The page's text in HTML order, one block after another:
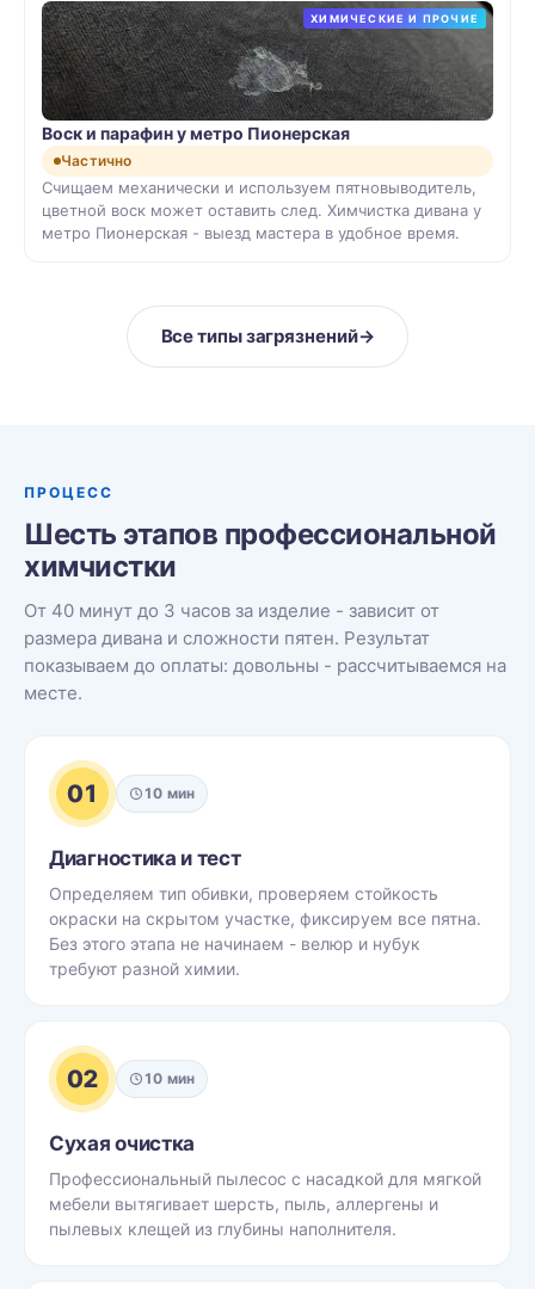
ХИМИЧЕСКИЕ И ПРОЧИЕ
Воск и парафин у метро Пионерская
Частично
Счищаем механически и используем пятновыводитель,
цветной воск может оставить след. Химчистка дивана у
метро Пионерская - выезд мастера в удобное время.
Все типы загрязнений→
ПРОЦЕСС
Шесть этапов профессиональной
химчистки
От 40 минут до 3 часов за изделие - зависит от
размера дивана и сложности пятен. Результат
показываем до оплаты: довольны - рассчитываемся на
месте.
01 10 мин
Диагностика и тест
Определяем тип обивки, проверяем стойкость
окраски на скрытом участке, фиксируем все пятна.
Без этого этапа не начинаем - велюр и нубук
требуют разной химии.
02 10 мин
Сухая очистка
Профессиональный пылесос с насадкой для мягкой
мебели вытягивает шерсть, пыль, аллергены и
пылевых клещей из глубины наполнителя.